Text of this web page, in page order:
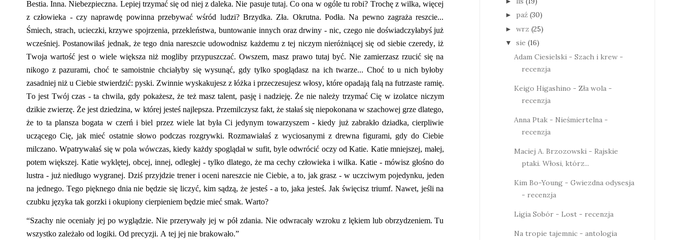
Bestia. Inna. Niebezpieczna. Lepiej trzymać się od niej z daleka. Nie pasuje tutaj. Co ona w ogóle tu robi? Trochę z wilka, więcej
z człowieka - czy naprawdę powinna przebywać wśród ludzi?Brzydka. Zła. Okrutna. Podła. Na pewno zagraża reszcie...
Śmiech, strach, ucieczki, krzywe spojrzenia, przekleństwa, buntowanie innych oraz drwiny- nic, czego nie doświadczyłabyś już
wcześniej. Postanowiłaś jednak, że tego dnia nareszcie udowodnisz każdemu z tej niczym nieróżniącej się od siebie czeredy, iż
Twoja wartość jest o wiele większa niż mogliby przypuszczać. Owszem, masz prawo tutaj być. Nie zamierzasz rzucić się na
nikogo z pazurami, choć te samoistnie chciałyby się wysunąć, gdy tylko spoglądasz na ich twarze... Choć to u nich byłoby
zasadniej niż u Ciebie stwierdzić: pyski. Zwinnie wyskakujesz z łóżkai przeczesujesz włosy, które opadają falą nafutrzaste ramię.
To jest Twój czas - ta chwila, gdy pokażesz, że też masz talent, pasję i nadzieję. Że nienależy trzymać Cię w izolatce niczym
dzikie zwierzę. Że jest dziedzina, w której jesteś najlepsza. Przemilczysz fakt, że stałaś się niepokonana w szachowej grze dlatego,
że to ta plansza bogata w czerń i biel przez wiele lat była Ci jedynym towarzyszem -kiedy już zabrakło dziadka, cierpliwie
uczącego Cię, jak mieć ostatnie słowo podczas rozgrywki. Rozmawiałaś z wyciosanymi z drewna figurami, gdy do Ciebie
milczano. Wpatrywałaś się w pola wówczas, kiedy każdy spoglądałw sufit, byle odwrócić oczy odKatie. Katie mniejszej, małej,
potem większej. Katiewyklętej, obcej, innej, odległej - tylko dlatego, że ma cechy człowieka i wilka. Katie- mówisz głośno do
lustra - już niedługo wygranej. Dziś przyjdzie trener i oceni nareszcie nie Ciebie, a to, jak grasz- w uczciwym pojedynku, jeden
na jednego. Tego pięknego dnia niebędzie się liczyć, kim sądzą, że jesteś - a to, jaka jesteś. Jak święcisz triumf. Nawet, jeśli na
czubku języka tak gorzki i okupiony cierpieniem będzie mieć smak. Warto?
“Szachy nie oceniały jej po wyglądzie. Nie przerywały jej w pół zdania. Nie odwracały wzroku z lękiem lub obrzydzeniem. Tu
wszystko zależało od logiki. Od precyzji. A tej jej nie brakowało.”
► paź (30)
► wrz (25)
▼ sie (16)
Adam Ciesielski - Szach i krew -
recenzja
Keigo Higashino - Zła wola -
recenzja
Anna Ptak - Nieśmiertelna -
recenzja
Maciej A. Brzozowski - Rajskie
ptaki. Włosi, którz...
Kim Bo-Young - Gwiezdna odysesja
- recenzja
Ligia Sobór - Lost - recenzja
Na tropie tajemnic - antologia